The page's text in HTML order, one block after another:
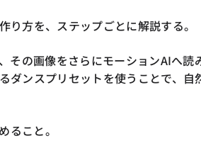
り方を、ステップごとに解説する。
その画像をさらにモーションAIへ読
ダンスプリセットを使うことで、自
ること。